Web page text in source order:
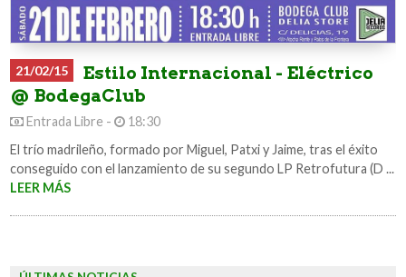
21/02/15
Estilo Internacional - Eléctrico
@ BodegaClub
Entrada Libre -
18:30
El trío madrileño, formado por Miguel, Patxi y Jaime, tras el éxito
conseguido con el lanzamiento de su segundo LP Retrofutura (D ...
LEER MÁS